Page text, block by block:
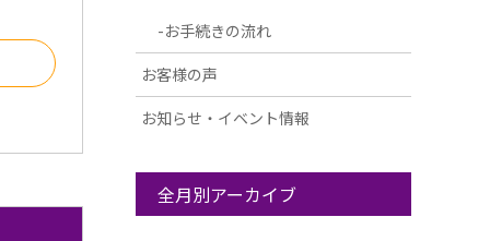
お手続きの流れ
お客様の声
お知らせ・イベント情報
全月別アーカイブ